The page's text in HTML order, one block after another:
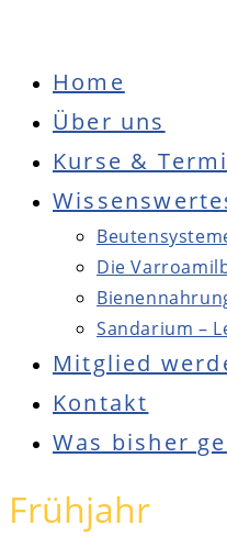
Home
Über uns
Kurse &
Die
Sandarium –
Mitglied
Kontakt
Was bisher
Press
Escape
Frühjahr